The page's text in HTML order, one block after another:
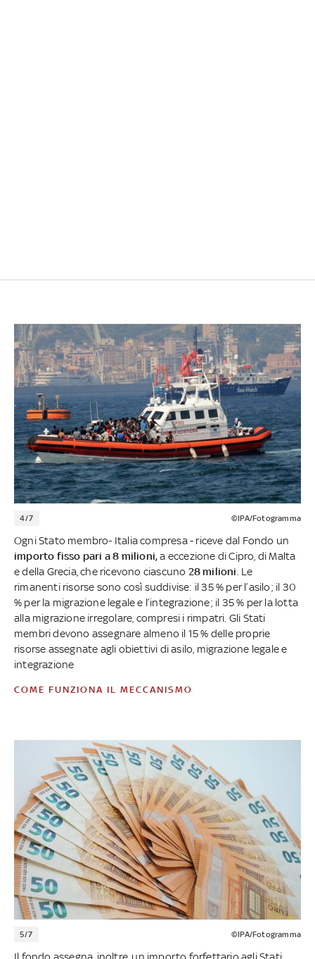
4/7 ©IPA/Fotogramma
Ogni Stato membro- Italia compresa - riceve dal Fondo un
importo fisso pari a 8 milioni,a eccezione di Cipro, di Malta
e della Grecia, che ricevono ciascuno 28 milioni . Le
rimanenti risorse sono così suddivise: il 35 % per l’asilo; il 30
% per la migrazione legale e l’integrazione; il 35 % per la lotta
alla migrazione irregolare, compresi i rimpatri. Gli Stati
membri devono assegnare almeno il 15 % delle proprie
risorse assegnate agli obiettivi di asilo, migrazione legale e
integrazione
COME FUNZIONA IL MECCANISMO
5/7 ©IPA/Fotogramma
Il fondo assegna, inoltre, un importo forfettario agli Stati